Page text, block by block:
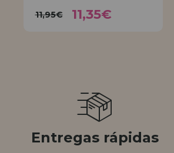
11,95€ 11,35€
Entregas rápidas